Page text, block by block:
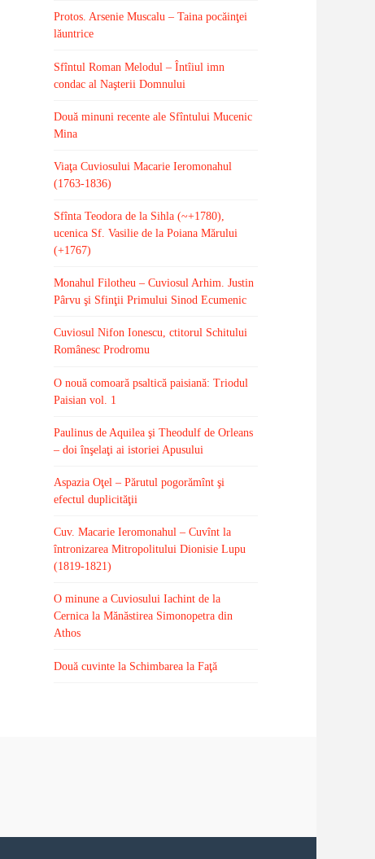
Protos. Arsenie Muscalu – Taina pocăinţei
lăuntrice
Sfîntul Roman Melodul – Întîiul imn
condac al Naşterii Domnului
Două minuni recente ale Sfîntului Mucenic
Mina
Viaţa Cuviosului Macarie Ieromonahul
(1763-1836)
Sfînta Teodora de la Sihla (~+1780),
ucenica Sf. Vasilie de la Poiana Mărului
(+1767)
Monahul Filotheu – Cuviosul Arhim. Justin
Pârvu şi Sfinţii Primului Sinod Ecumenic
Cuviosul Nifon Ionescu, ctitorul Schitului
Românesc Prodromu
O nouă comoară psaltică paisiană: Triodul
Paisian vol. 1
Paulinus de Aquilea şi Theodulf de Orleans
– doi înşelaţi ai istoriei Apusului
Aspazia Oţel – Părutul pogorămînt şi
efectul duplicităţii
Cuv. Macarie Ieromonahul – Cuvînt la
întronizarea Mitropolitului Dionisie Lupu
(1819-1821)
O minune a Cuviosului Iachint de la
Cernica la Mănăstirea Simonopetra din
Athos
Două cuvinte la Schimbarea la Faţă